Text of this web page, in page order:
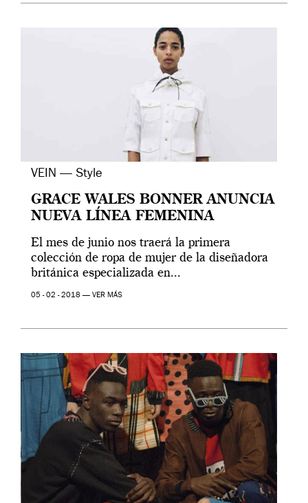
VEIN — Style
GRACE WALES BONNER ANUNCIA
NUEVA LÍNEA FEMENINA
El mes de junio nos traerá la primera
colección de ropa de mujer de la diseñadora
británica especializada en...
05 - 02 - 2018 — VER MÁS